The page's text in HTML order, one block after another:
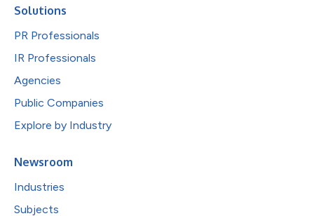
Solutions
PR Professionals
IR Professionals
Agencies
Public Companies
Explore by Industry
Newsroom
Industries
Subjects